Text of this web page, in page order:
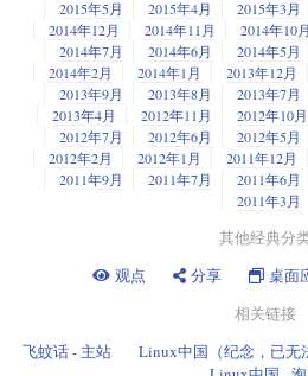
2015年5月
2015年4月 2015年3月
2014年12月
2014年11月 2014年10月
2014年7月
2014年6月 2014年5月
2014年2月
2014年1月 2013年12月
2013年9月
2013年8月 2013年7月
2013年4月
2012年11月 2012年10月
2012年7月
2012年6月 2012年5月
2012年2月
2012年1月 2011年12月
2011年9月
2011年7月 2011年6月
2011年3月
其他经典分
观点
分享 桌面
相关链接
飞蚊话 - 主站
Linux中国（纪念，已无